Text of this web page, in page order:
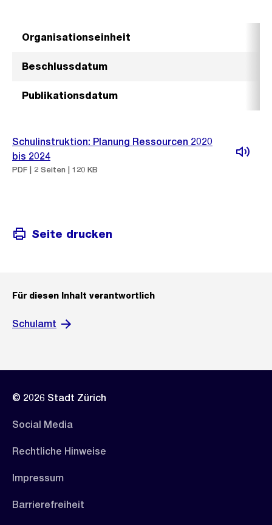
Organisationseinheit
Beschlussdatum
Publikationsdatum
Schulinstruktion: Planung Ressourcen 2020
bis 2024
PDF | 2 Seiten | 120 KB
Seite drucken
Für diesen Inhalt verantwortlich
Schulamt
© 2026 Stadt Zürich
Social Media
Rechtliche Hinweise
Impressum
Barrierefreiheit